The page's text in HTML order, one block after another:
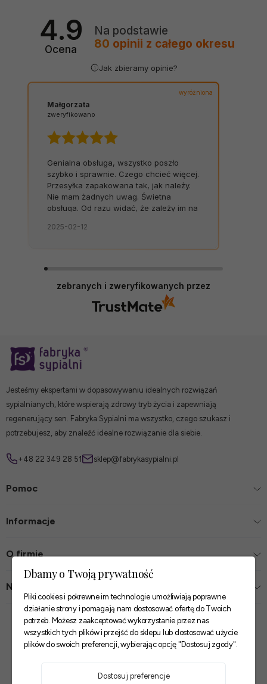
4.9
Ocena
Na podstawie
80 opinii z całego okresu
Jak zbieramy opinie?
wyróżniona
Małgorzata
zweryfikowano
Genialna obsługa, wszystko poszło
szybko i sprawnie. Czego chcieć więcej.
Przesyłka zapakowana tak, jak należy.
Nie mam żadnych uwag. Świetna
obsługa. Od razu widać, że zależy im na
czas, bez zbędnych nerwów. Sklep bez
2025-02-12
zebranych i zweryfikowanych przez
Jesteśmy ekspertami w dopasowywaniu idealnych rozwiązań
sypialnianych, które wspierają zdrowy tryb życia i zapewniają
regenerujący sen. Fabryka Sypialni ma wszystko, czego szukasz i
potrzebujesz, aby znaleźć idealne rozwiązanie dla siebie.
+48 22 349 28 51 sklep@fabrykasypialni.pl
Pomoc
Informacje
O firmie
Nasze sklepy
Zaufane płatności
Dbamy o Twoją prywatność
Pliki cookies i pokrewne im technologie umożliwiają poprawne
działanie strony i pomagają nam dostosować ofertę do Twoich
potrzeb. Możesz zaakceptować wykorzystanie przez nas
wszystkich tych plików i przejść do sklepu lub dostosować użycie
plików do swoich preferencji, wybierając opcję "Dostosuj zgody".
Dostosuj preferencje